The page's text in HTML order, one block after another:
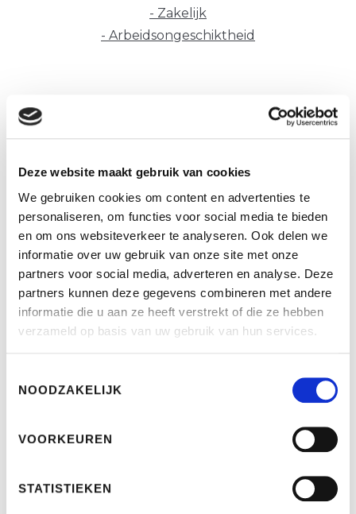
Deze website maakt gebruik van cookies
We gebruiken cookies om content en advertenties te
personaliseren, om functies voor social media te bieden
en om ons websiteverkeer te analyseren. Ook delen we
informatie over uw gebruik van onze site met onze
partners voor social media, adverteren en analyse. Deze
partners kunnen deze gegevens combineren met andere
informatie die u aan ze heeft verstrekt of die ze hebben
verzameld op basis van uw gebruik van hun services.
NOODZAKELIJK
VOORKEUREN
STATISTIEKEN
- Zakelijk
- Arbeidsongeschiktheid
DGA Financieel Adviseurs
Kranenburgweg 94
2583 EN Den Haag
Telefoon: 070 - 355 66 48
E-mail: info@dga.nl
K.v.K. nummer: 27165775
DGA Financieel Adviseurs is geregistreerd bij de
Afspraken buiten kantooruren zijn uiteraard